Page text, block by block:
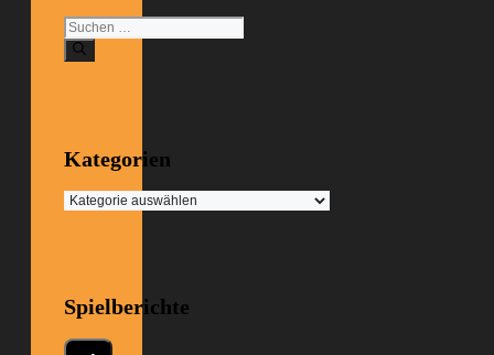
Suchen
nach:
Kategorien
Kategorien
Spielberichte